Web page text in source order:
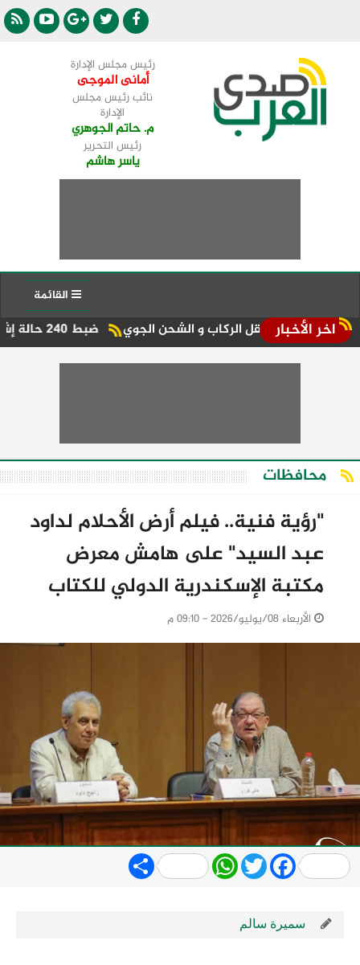
رئيس مجلس الإدارة
أمانى الموجى
نائب رئيس مجلس
الإدارة
م. حاتم الجوهري
رئيس التحرير
ياسر هاشم
اخر الأخبار ضبط 240 حالة إشغالات وإعلانات مخالفة بشوارع دسوق نقل الركاب و الشحن الجوي
محافظات
"رؤية فنية.. فيلم أرض الأحلام لداود
عبد السيد" على هامش معرض
مكتبة الإسكندرية الدولي للكتاب
الأربعاء 08/يوليو/2026 - 09:10 م
Share WhatsApp
TwitterFacebook
سميرة سالم